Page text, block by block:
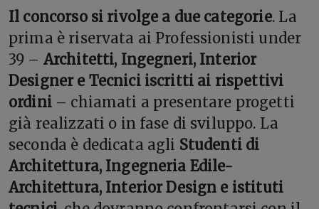
Il concorso si rivolge a due categorie. La
prima è riservata ai Professionisti under
39 – Architetti, Ingegneri, Interior
Designer e Tecnici iscritti ai rispettivi
ordini – chiamati a presentare progetti
già realizzati o in fase di sviluppo. La
seconda è dedicata agli Studenti di
Architettura, Ingegneria Edile-
Architettura, Interior Design e istituti